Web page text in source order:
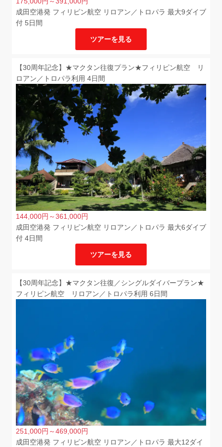
成田空港発 フィリピン航空 リロアン／トロパラ 最大9ダイブ
付 5日間
ツアーを見る
【30周年記念】★マクタン往復プラン★フィリピン航空 リ
ロアン／トロパラ利用 4日間
144,000円 ～361,000円
成田空港発 フィリピン航空 リロアン／トロパラ 最大6ダイブ
付 4日間
ツアーを見る
【30周年記念】★マクタン往復／シングルダイバープラン★
フィリピン航空 リロアン／トロパラ利用 6日間
251,000円 ～469,000円
成田空港発 フィリピン航空 リロアン／トロパラ 最大12ダイ